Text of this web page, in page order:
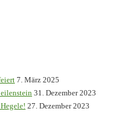
7. März 2025
31. Dezember 2023
27. Dezember 2023